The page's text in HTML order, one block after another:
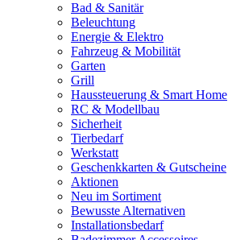
Bad & Sanitär
Beleuchtung
Energie & Elektro
Fahrzeug & Mobilität
Garten
Grill
Haussteuerung & Smart Home
RC & Modellbau
Sicherheit
Tierbedarf
Werkstatt
Geschenkkarten & Gutscheine
Aktionen
Neu im Sortiment
Bewusste Alternativen
Installationsbedarf